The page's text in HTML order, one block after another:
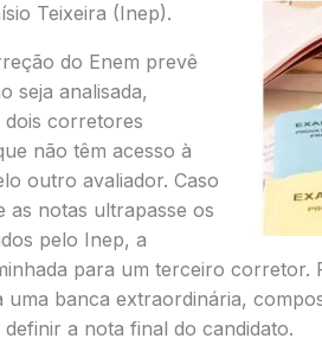
Teixeira (Inep).
do Enem prevê
seja analisada,
corretores
não têm acesso à
outro avaliador. Caso
as notas ultrapasse os
pelo Inep, a
para um terceiro corretor.
uma banca extraordinária,
a nota final do candidato.